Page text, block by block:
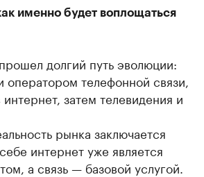
именно будет воплощаться
долгий путь эволюции:
телефонной связи,
затем телевидения и
рынка заключается
интернет уже является
а связь — базовой услугой.